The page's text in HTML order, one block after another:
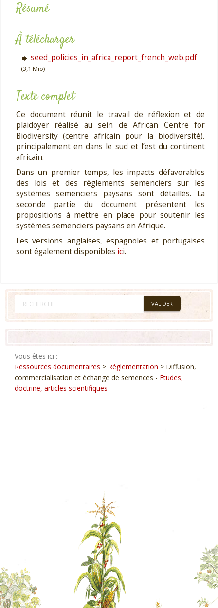
Résumé
À télécharger
seed_policies_in_africa_report_french_web.pdf
(3,1 Mio)
Texte complet
Ce document réunit le travail de réflexion et de
plaidoyer réalisé au sein de African Centre for
Biodiversity (centre africain pour la biodiversité),
principalement en dans le sud et l’est du continent
africain.
Dans un premier temps, les impacts défavorables
des lois et des règlements semenciers sur les
systèmes semenciers paysans sont détaillés. La
seconde partie du document présentent les
propositions à mettre en place pour soutenir les
systèmes semenciers paysans en Afrique.
Les versions anglaises, espagnoles et portugaises
sont également disponibles ici.
Vous êtes ici :
Ressources documentaires > Réglementation > Diffusion,
commercialisation et échange de semences - Etudes,
doctrine, articles scientifiques